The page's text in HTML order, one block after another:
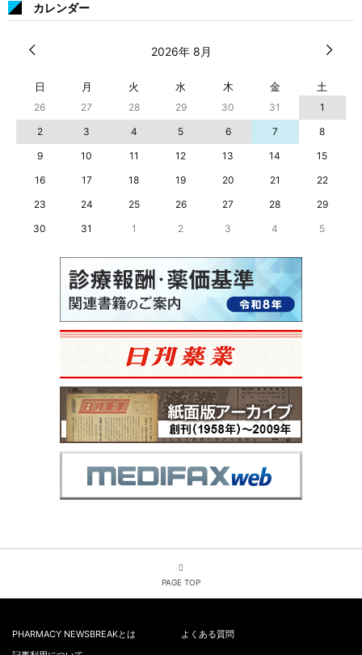
カレンダー
2026年 8月
日 月 火 水 木 金 土
26 27 28 29 30 31
1
2
3 4 5 6 7
8
9
10 11 12 13 14
15
16
17 18 19 20 21
22
23
24 25 26 27 28
29
30
31 1 2 3 4 5
PAGE TOP
PHARMACY NEWSBREAKとは
よくある質問